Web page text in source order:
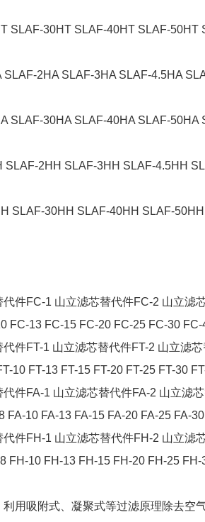
SLAF-30HT SLAF-40HT SLAF-
SLAF-2HA SLAF-3HA SLAF-4.5HA
SLAF-30HA SLAF-40HA SLAF-
SLAF-2HH SLAF-3HH SLAF-4.5HH
SLAF-30HH SLAF-40HH SLAF-
代件FC-1 山立滤芯替代件FC-2 山立滤
FC-13 FC-15 FC-20 FC-25 FC-30
代件FT-1 山立滤芯替代件FT-2 山立滤
10 FT-13 FT-15 FT-20 FT-25 FT-30
代件FA-1 山立滤芯替代件FA-2 山立滤
FA-10 FA-13 FA-15 FA-20 FA-25 FA-
代件FH-1 山立滤芯替代件FH-2 山立滤
FH-10 FH-13 FH-15 FH-20 FH-25
用吸附式、凝聚式等过滤原理除去空